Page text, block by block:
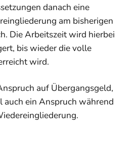
danach eine
am bisherigen
Die Arbeitszeit wird hierbei
bis wieder die volle
wird.
auf Übergangsgeld,
auch ein Anspruch während